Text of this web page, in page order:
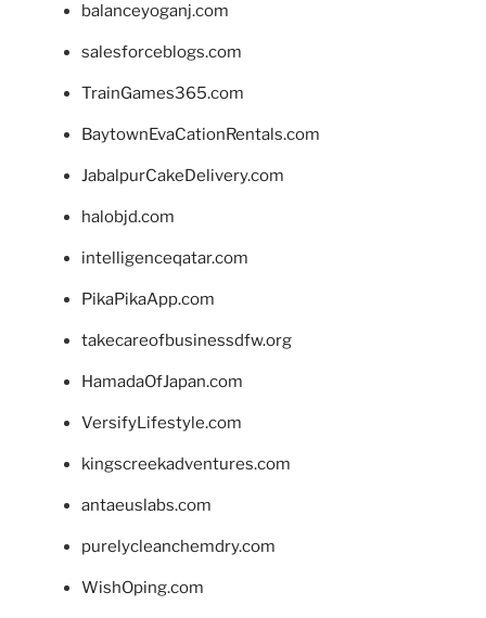
balanceyoganj.com
salesforceblogs.com
TrainGames365.com
BaytownEvaCationRentals.com
JabalpurCakeDelivery.com
halobjd.com
intelligenceqatar.com
PikaPikaApp.com
takecareofbusinessdfw.org
HamadaOfJapan.com
VersifyLifestyle.com
kingscreekadventures.com
antaeuslabs.com
purelycleanchemdry.com
WishOping.com